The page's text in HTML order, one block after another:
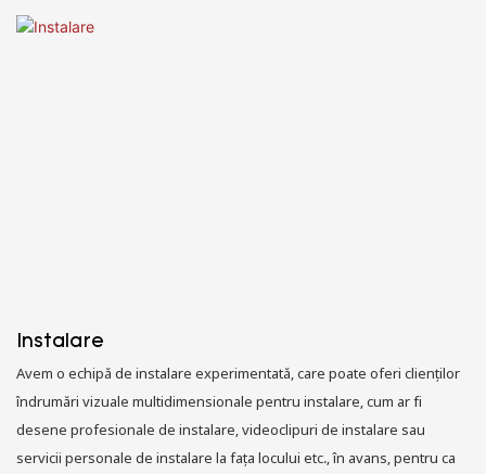
Instalare
Avem o echipă de instalare experimentată, care poate oferi clienților
îndrumări vizuale multidimensionale pentru instalare, cum ar fi
desene profesionale de instalare, videoclipuri de instalare sau
servicii personale de instalare la fața locului etc., în avans, pentru ca